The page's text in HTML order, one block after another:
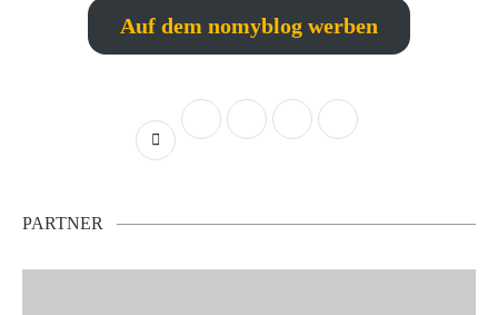
Auf dem nomyblog werben
PARTNER